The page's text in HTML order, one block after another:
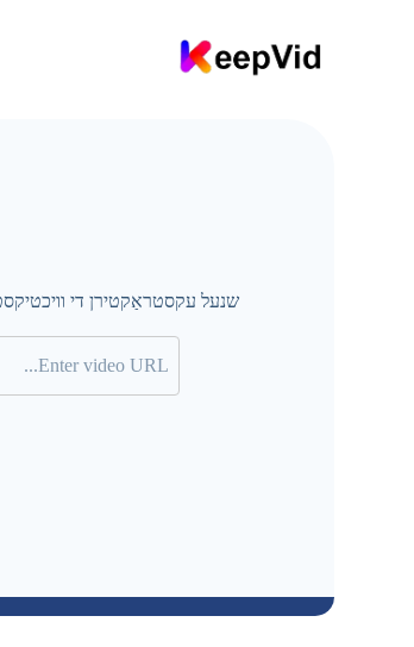
שנעל עקסטראַקטירן די